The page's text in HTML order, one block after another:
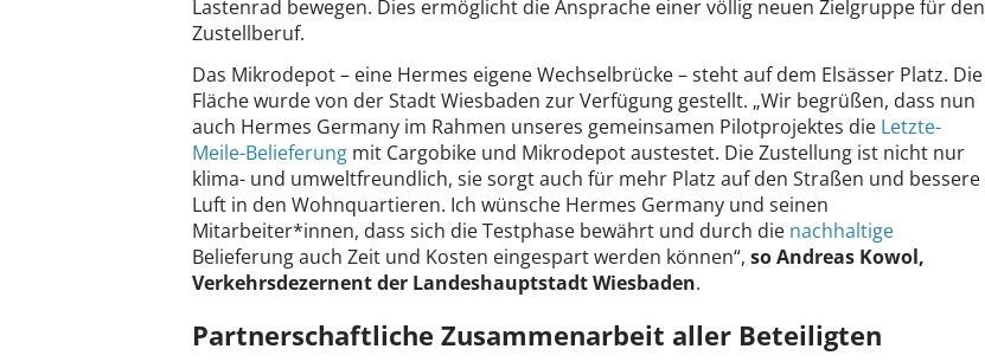
Lastenrad bewegen. Dies ermöglicht die Ansprache einer völlig neuen Zielgruppe für den
Zustellberuf.
Das Mikrodepot – eine Hermes eigene Wechselbrücke – steht auf dem Elsässer Platz. Die
Fläche wurde von der Stadt Wiesbaden zur Verfügung gestellt. „Wir begrüßen, dass nun
auch Hermes Germany im Rahmen unseres gemeinsamen Pilotprojektes die Letzte-
Meile-Belieferung mit Cargobike und Mikrodepot austestet. Die Zustellung ist nicht nur
klima- und umweltfreundlich, sie sorgt auch für mehr Platz auf den Straßen und bessere
Luft in den Wohnquartieren. Ich wünsche Hermes Germany und seinen
Mitarbeiter*innen, dass sich die Testphase bewährt und durch die nachhaltige
Belieferung auch Zeit und Kosten eingespart werden können“, so Andreas Kowol,
Verkehrsdezernent der Landeshauptstadt Wiesbaden.
Partnerschaftliche Zusammenarbeit aller Beteiligten